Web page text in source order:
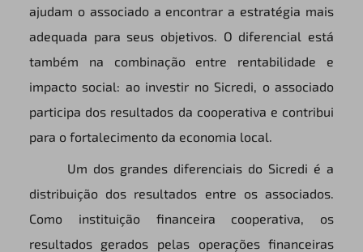
ajudam o associado a encontrar a estratégia mais
adequada para seus objetivos. O diferencial está
também na combinação entre rentabilidade e
impacto social: ao investir no Sicredi, o associado
participa dos resultados da cooperativa e contribui
para o fortalecimento da economia local.
Um dos grandes diferenciais do Sicredi é a
distribuição dos resultados entre os associados.
Como instituição financeira cooperativa, os
resultados gerados pelas operações financeiras